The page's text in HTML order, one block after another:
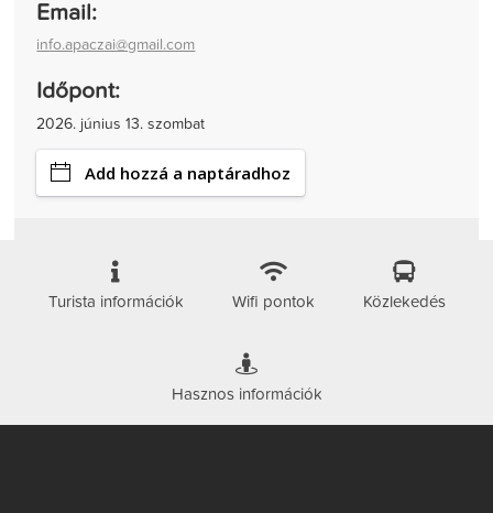
Email:
info.apaczai@gmail.com
Időpont:
2026. június 13. szombat
Add hozzá a naptáradhoz
Turista információk Wifi pontok Közlekedés
Hasznos információk